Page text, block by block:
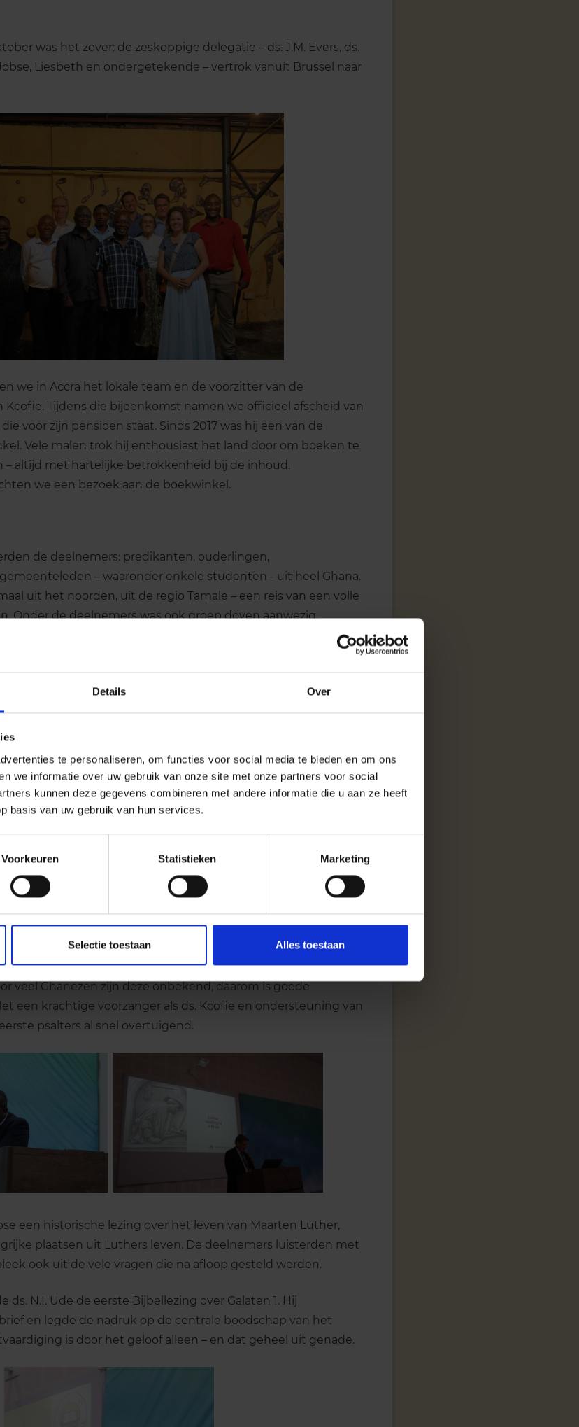
Details Over
te personaliseren, om functies voor social media te bieden en om ons
we informatie over uw gebruik van onze site met onze partners voor social
kunnen deze gegevens combineren met andere informatie die u aan ze heeft
basis van uw gebruik van hun services.
Voorkeuren Statistieken Marketing
Selectie toestaan Alles toestaan
was het zover: de zeskoppige delegatie – ds. J.M. Evers, ds.
Liesbeth en ondergetekende – vertrok vanuit Brussel naar
we in Accra het lokale team en de voorzitter van de
Kcofie. Tijdens die bijeenkomst namen we officieel afscheid van
voor zijn pensioen staat. Sinds 2017 was hij een van de
Vele malen trok hij enthousiast het land door om boeken te
– altijd met hartelijke betrokkenheid bij de inhoud.
we een bezoek aan de boekwinkel.
de deelnemers: predikanten, ouderlingen,
– waaronder enkele studenten - uit heel Ghana.
uit het noorden, uit de regio Tamale – een reis van een volle
Onder de deelnemers was ook groep doven aanwezig,
en zijn vrouw. Ontroerend om te zien hoe hij hen begeleidde
dat zij er daarom bij konden zijn.
Daarna oefenden we met het zingen van speciaal
veel Ghanezen zijn deze onbekend, daarom is goede
een krachtige voorzanger als ds. Kcofie en ondersteuning van
psalters al snel overtuigend.
een historische lezing over het leven van Maarten Luther,
plaatsen uit Luthers leven. De deelnemers luisterden met
ook uit de vele vragen die na afloop gesteld werden.
ds. N.I. Ude de eerste Bijbellezing over Galaten 1. Hij
en legde de nadruk op de centrale boodschap van het
is door het geloof alleen – en dat geheel uit genade.